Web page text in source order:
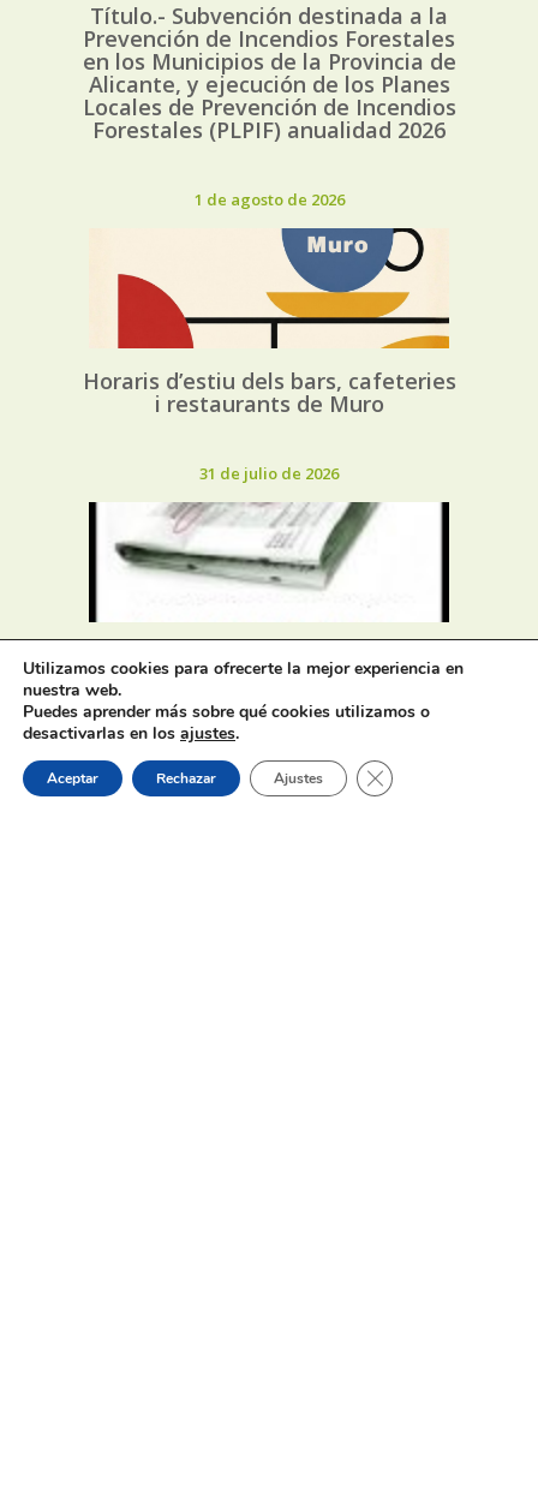
Título.- Subvención destinada a la
Prevención de Incendios Forestales
en los Municipios de la Provincia de
Alicante, y ejecución de los Planes
Locales de Prevención de Incendios
Forestales (PLPIF) anualidad 2026
1 de agosto de 2026
Horaris d’estiu dels bars, cafeteries
i restaurants de Muro
31 de julio de 2026
Oferta de Trabajo: SAD, SERVICIO
DE AYUDA A DOMICILIO
31 de julio de 2026
Utilizamos cookies para ofrecerte la mejor experiencia en
nuestra web.
Puedes aprender más sobre qué cookies utilizamos o
desactivarlas en los ajustes.
Aceptar Rechazar Ajustes Cerrar el banner de